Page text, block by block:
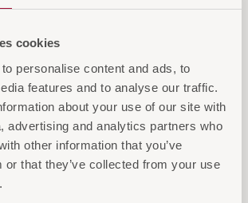
cookies
personalise content and ads, to
features and to analyse our traffic.
about your use of our site with
advertising and analytics partners who
other information that you’ve
or that they’ve collected from your use
für Preise und Warenkorb
IN DEN WARENKORB
DIE ANFRAGELISTE